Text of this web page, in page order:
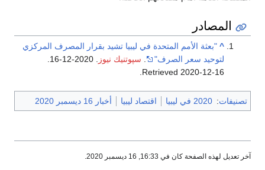
المصادر
^ "بعثة الأمم المتحدة في ليبيا تشيد بقرار المصرف المركزي
لتوحيد سعر الصرف"
سپوتنيك نيوز
Retrieved 2020-12-16
تصنيفات: 2020 في ليبيا اقتصاد ليبيا أخبار 16 ديسمبر 2020
آخر تعديل لهذه الصفحة كان في 16:33, 16 ديسمبر 2020.